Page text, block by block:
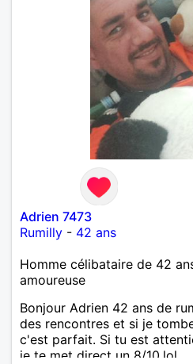
Adrien 7473
Rumilly - 42 ans
Homme célibataire de 42
amoureuse
Bonjour Adrien 42 ans de
des rencontres et si je
c'est parfait. Si tu est
je te met direct un 8/10.lol